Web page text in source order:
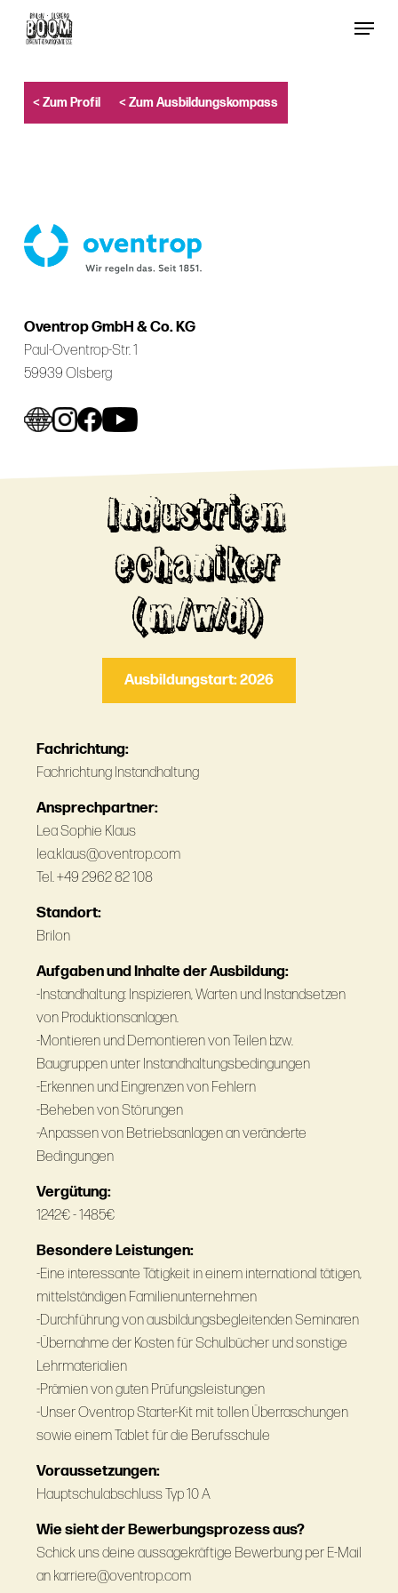
content
Menu
< Zum Profil < Zum Ausbildungskompass
Oventrop GmbH & Co. KG
Paul-Oventrop-Str. 1
59939 Olsberg
Industriem
echaniker
(m/w/d)
Ausbildungstart: 2026
Fachrichtung:
Fachrichtung Instandhaltung
Ansprechpartner:
Lea Sophie Klaus
lea.klaus@oventrop.com
Tel. +49 2962 82 108
Standort:
Brilon
Aufgaben und Inhalte der Ausbildung:
-Instandhaltung: Inspizieren, Warten und Instandsetzen
von Produktionsanlagen.
-Montieren und Demontieren von Teilen bzw.
Baugruppen unter Instandhaltungsbedingungen
-Erkennen und Eingrenzen von Fehlern
-Beheben von Störungen
-Anpassen von Betriebsanlagen an veränderte
Bedingungen
Vergütung:
1242€ - 1485€
Besondere Leistungen:
-Eine interessante Tätigkeit in einem international tätigen,
mittelständigen Familienunternehmen
-Durchführung von ausbildungsbegleitenden Seminaren
-Übernahme der Kosten für Schulbücher und sonstige
Lehrmaterialien
-Prämien von guten Prüfungsleistungen
-Unser Oventrop Starter-Kit mit tollen Überraschungen
sowie einem Tablet für die Berufsschule
Voraussetzungen:
Hauptschulabschluss Typ 10 A
Wie sieht der Bewerbungsprozess aus?
Schick uns deine aussagekräftige Bewerbung per E-Mail
an karriere@oventrop.com